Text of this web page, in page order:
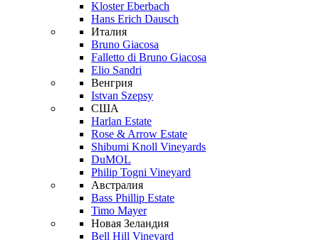
Kloster Eberbach
Hans Erich Dausch
Италия
Bruno Giacosa
Falletto di Bruno Giacosa
Elio Sandri
Венгрия
Istvan Szepsy
США
Harlan Estate
Rose & Arrow Estate
Shibumi Knoll Vineyards
DuMOL
Philip Togni Vineyard
Австралия
Bass Phillip Estate
Timo Mayer
Новая Зеландия
Bell Hill Vineyard